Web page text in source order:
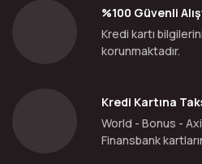
%100 Güvenli
Kredi kartı
korunmaktadır.
Kredi Kartına
World - Bonus -
Finansbank